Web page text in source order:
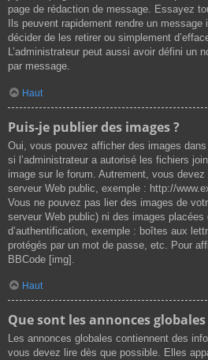
page de rédaction de message. Essayez
Ils peuvent rapidement rendre un
décider de les retirer ou simplement
L’administrateur peut aussi avoir défini un
par message.
Haut
Puis-je publier des images ?
Oui, vous pouvez afficher des images
si l’administrateur a autorisé les fichiers
image sur le forum. Autrement, vous
serveur Web public, exemple : http://
Vous ne pouvez pas lier des images de
serveur Web public) ni des images placées
d’authentification, exemple : boîtes aux
protégés par un mot de passe, etc. Pour
BBCode [img].
Haut
Que sont les annonces globales
Les annonces globales contiennent des
vous devez lire dès que possible. Elles